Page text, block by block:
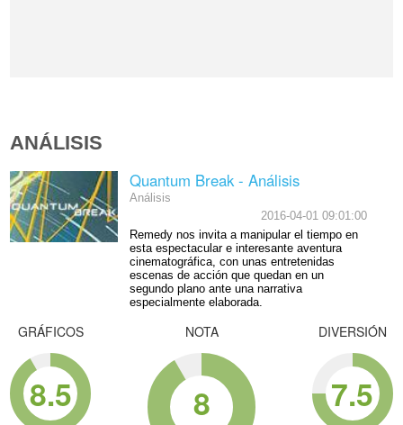
ANÁLISIS
Quantum Break - Análisis
Análisis
2016-04-01 09:01:00
Remedy nos invita a manipular el tiempo en
esta espectacular e interesante aventura
cinematográfica, con unas entretenidas
escenas de acción que quedan en un
segundo plano ante una narrativa
especialmente elaborada.
GRÁFICOS
8.5
NOTA
8
DIVERSIÓN
7.5